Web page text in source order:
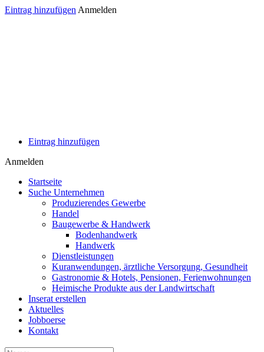
Eintrag hinzufügen Anmelden
Eintrag hinzufügen
Anmelden
Startseite
Suche Unternehmen
Produzierendes Gewerbe
Handel
Baugewerbe & Handwerk
Bodenhandwerk
Handwerk
Dienstleistungen
Kuranwendungen, ärztliche Versorgung, Gesundheit
Gastronomie & Hotels, Pensionen, Ferienwohnungen
Heimische Produkte aus der Landwirtschaft
Inserat erstellen
Aktuelles
Jobboerse
Kontakt